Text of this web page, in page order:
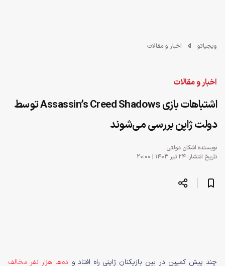
ویجیاتو اخبار و مقالات
اخبار و مقالات
اشتباهات بازی Assassin’s Creed Shadows توسط
دولت ژاپن بررسی می‌شوند
نویسنده اشکان دولتی
تاریخ انتشار: ۲۴ تیر ۱۴۰۳ | ۲۰:۰۰
چند پیش کمپین در بین بازیکنان ژاپنی راه افتاد و ده‌ها هزار نفر مخالف